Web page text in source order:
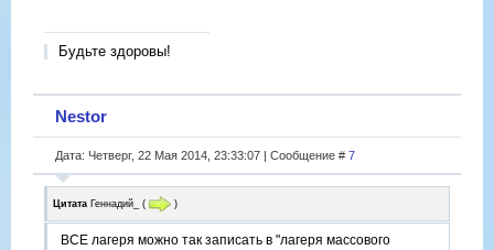
Будьте здоровы!
Nestor
Дата: Четверг, 22 Мая 2014, 23:33:07 | Сообщение # 7
Цитата Геннадий_ ( )
ВСЕ лагеря можно так записать в "лагеря массового